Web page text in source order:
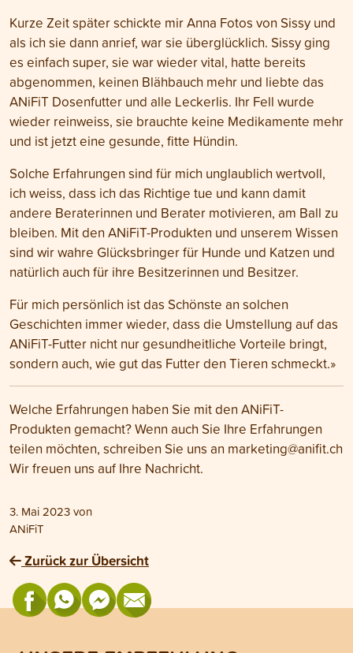
Kurze Zeit später schickte mir Anna Fotos von Sissy und
als ich sie dann anrief, war sie überglücklich. Sissy ging
es einfach super, sie war wieder vital, hatte bereits
abgenommen, keinen Blähbauch mehr und liebte das
ANiFiT Dosenfutter und alle Leckerlis. Ihr Fell wurde
wieder reinweiss, sie brauchte keine Medikamente mehr
und ist jetzt eine gesunde, fitte Hündin.
Solche Erfahrungen sind für mich unglaublich wertvoll,
ich weiss, dass ich das Richtige tue und kann damit
andere Beraterinnen und Berater motivieren, am Ball zu
bleiben. Mit den ANiFiT-Produkten und unserem Wissen
sind wir wahre Glücksbringer für Hunde und Katzen und
natürlich auch für ihre Besitzerinnen und Besitzer.
Für mich persönlich ist das Schönste an solchen
Geschichten immer wieder, dass die Umstellung auf das
ANiFiT-Futter nicht nur gesundheitliche Vorteile bringt,
sondern auch, wie gut das Futter den Tieren schmeckt.»
Welche Erfahrungen haben Sie mit den ANiFiT-
Produkten gemacht? Wenn auch Sie Ihre Erfahrungen
teilen möchten, schreiben Sie uns an marketing@anifit.ch
Wir freuen uns auf Ihre Nachricht.
3. Mai 2023von
ANiFiT
Zurück zur Übersicht